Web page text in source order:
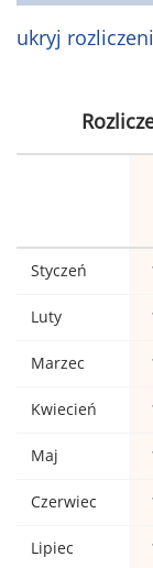
ukryj
Styczeń
Luty
Marzec
Kwiecień
Maj
Czerwiec
Lipiec